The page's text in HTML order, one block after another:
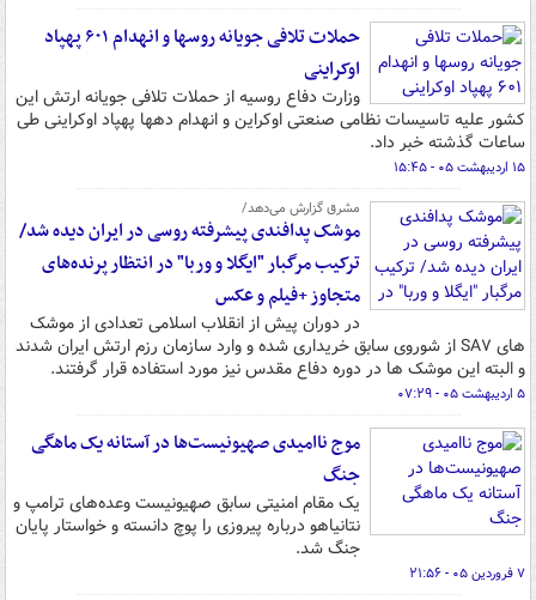
حملات تلافی جویانه روسها و انهدام ۶۰۱ پهپاد
اوکراینی
وزارت دفاع روسیه از حملات تلافی جویانه ارتش این
کشور علیه تاسیسات نظامی صنعتی اوکراین و انهدام دهها پهپاد اوکراینی طی
ساعات گذشته خبر داد.
۱۵ اردیبهشت ۰۵ - ۱۵:۴۵
مشرق گزارش می‌دهد/
موشک پدافندی پیشرفته روسی در ایران دیده شد/
ترکیب مرگبار "ایگلا و وربا" در انتظار پرنده‌های
متجاوز +فیلم و عکس
در دوران پیش از انقلاب اسلامی تعدادی از موشک
های SA۷ از شوروی سابق خریداری شده و وارد سازمان رزم ارتش ایران شدند
و البته این موشک ها در دوره دفاع مقدس نیز مورد استفاده قرار گرفتند.
۵ اردیبهشت ۰۵ - ۰۷:۲۹
موج ناامیدی صهیونیست‌ها در آستانه یک ماهگی
جنگ
یک مقام امنیتی سابق صهیونیست وعده‌های ترامپ و
نتانیاهو درباره پیروزی را پوچ دانسته و خواستار پایان
جنگ شد.
۷ فروردین ۰۵ - ۲۱:۵۶